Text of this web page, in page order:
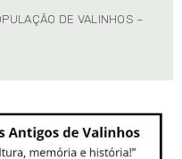
DE VALINHOS –